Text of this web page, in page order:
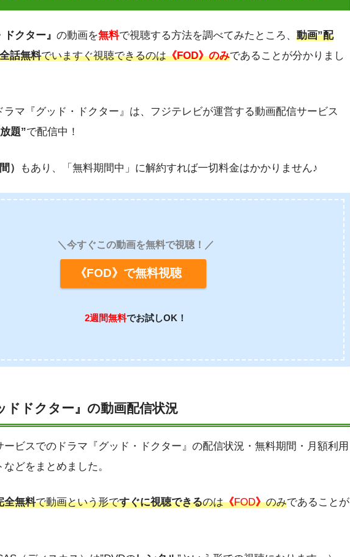
ドクター 』 の動画を無料で視聴する方法を調べてみたところ、 動画”配
全話無料でいますぐ視聴できるのは《FOD》のみであることが分かりまし
ラマ『グッド・ドクター』は、フジテレビが運営する動画配信サービス
題”で配信中！
） もあり、「無料期間中」に解約すれば一切料金はかかりません♪
＼今すぐこの動画を無料で視聴！／
《FOD》で無料視聴
2週間無料でお試しOK！
ドドクター』の動画配信状況
ービスでのドラマ『グッド・ドクター』の配信状況・無料期間・月額利用
どをまとめました。
全無料で動画という形ですぐに視聴できるのは《FOD》のみであることが